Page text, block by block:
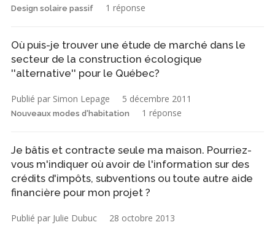
Design solaire passif 1 réponse
Où puis-je trouver une étude de marché dans le
secteur de la construction écologique
''alternative'' pour le Québec?
Publié par Simon Lepage 5 décembre 2011
Nouveaux modes d'habitation 1 réponse
Je bâtis et contracte seule ma maison. Pourriez-
vous m'indiquer où avoir de l'information sur des
crédits d'impôts, subventions ou toute autre aide
financière pour mon projet ?
Publié par Julie Dubuc 28 octobre 2013